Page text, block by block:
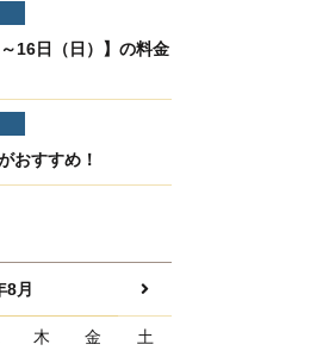
16日（日）】の料金
おすすめ！
8月
木 金 土